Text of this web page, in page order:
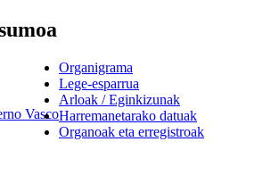
Vasco
Organigrama
Lege-esparrua
Arloak / Eginkizunak
Harremanetarako datuak
Organoak eta erregistroak